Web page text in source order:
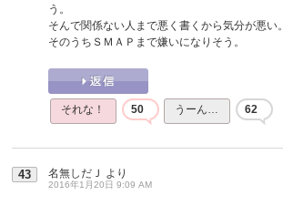
う。
そんで関係ない人まで悪く書くから気分が悪い。
そのうちＳＭＡＰまで嫌いになりそう。
それな！ 50 うーん… 62
43 名無しだＪ より
2016年1月20日 9:09 AM